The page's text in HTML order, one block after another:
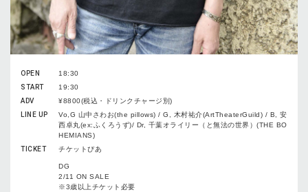
OPEN
18:30
START
19:30
ADV
¥8800(税込・ドリンクチャージ別)
LINE UP
Vo,G 山中さわお(the pillows) / G, 木村祐介(ArtTheaterGuild) / B, 安
西卓丸(ex:ふくろうず)/ Dr, 千葉オライリー（と無法の世界）(THE BO
HEMIANS)
TICKET
チケットぴあ
DG
2/11 ON SALE
※3歳以上チケット必要